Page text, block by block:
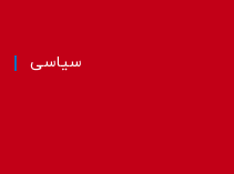
سیاسی